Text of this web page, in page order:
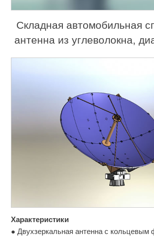
Складная автомобильная
антенна из углеволокна,
Характеристики
● Двухзеркальная антенна с кольцевым